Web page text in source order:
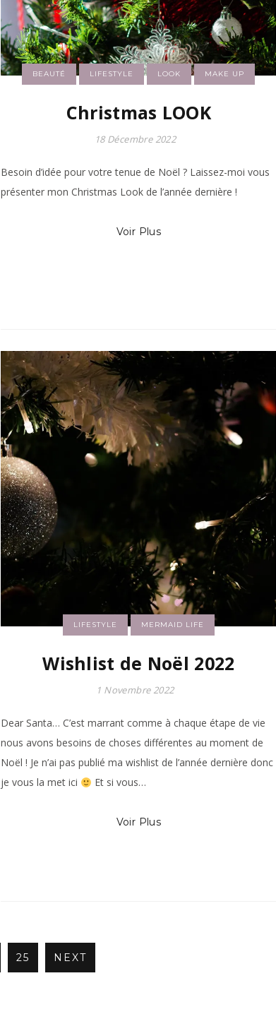
BEAUTÉ LIFESTYLE LOOK MAKE UP
Christmas LOOK
18 Décembre 2022
Besoin d’idée pour votre tenue de Noël ? Laissez-moi vous
présenter mon Christmas Look de l’année dernière !
Voir Plus
LIFESTYLE MERMAID LIFE
Wishlist de Noël 2022
1 Novembre 2022
Dear Santa… C’est marrant comme à chaque étape de vie
nous avons besoins de choses différentes au moment de
Noël ! Je n’ai pas publié ma wishlist de l’année dernière donc
je vous la met ici
Et si vous…
Voir Plus
25 NEXT